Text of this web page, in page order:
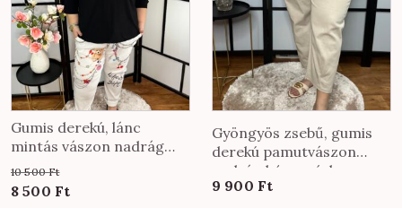
Gumis derekú, lánc
mintás vászon nadrág
fehér színben
10 500Ft
Original
8 500 FtCurrent
Gyöngyös zsebű, gumis
derekú pamutvászon
nadrág bézs színben
9 900 Ft